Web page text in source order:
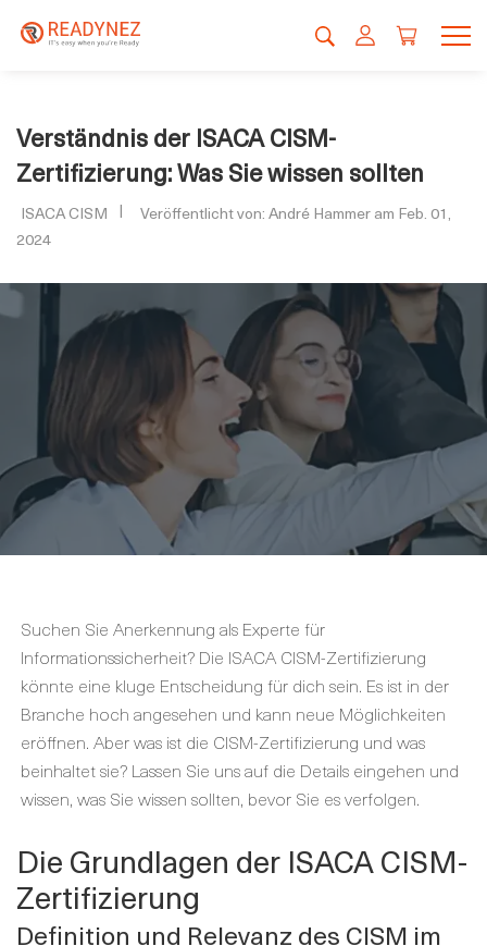
Verständnis der ISACA CISM-
Zertifizierung: Was Sie wissen sollten
ISACA CISM
Veröffentlicht von: André Hammer am Feb. 01,
2024
Suchen Sie Anerkennung als Experte für
Informationssicherheit? Die ISACA CISM-Zertifizierung
könnte eine kluge Entscheidung für dich sein. Es ist in der
Branche hoch angesehen und kann neue Möglichkeiten
eröffnen. Aber was ist die CISM-Zertifizierung und was
beinhaltet sie? Lassen Sie uns auf die Details eingehen und
wissen, was Sie wissen sollten, bevor Sie es verfolgen.
Die Grundlagen der ISACA CISM-
Zertifizierung
Definition und Relevanz des CISM im